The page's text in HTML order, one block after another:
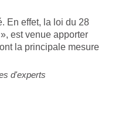
En effet, la loi du 28
est venue apporter
la principale mesure
d'experts